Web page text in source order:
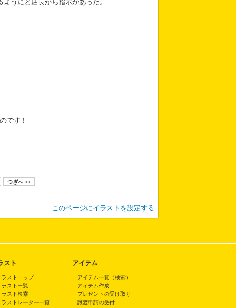
ようにと店長から指示があった。
です！」
つぎへ >>
このページにイラストを設定する
スト
ラストトップ
ラスト一覧
ラスト検索
ラストレーター一覧
アイテム
アイテム一覧（検索）
アイテム作成
プレゼントの受け取り
譲渡申請の受付